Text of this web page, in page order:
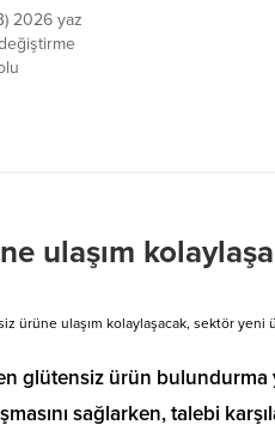
2026 yaz
ulaşım
ürüne ulaşım kolaylaşacak, sektör yeni
glütensiz ürün
sağlarken, talebi